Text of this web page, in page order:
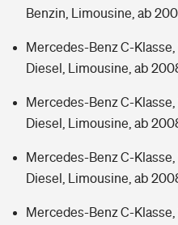
Benzin, Limousine, ab
Mercedes-Benz C-Klasse,
Diesel, Limousine, ab
Mercedes-Benz C-Klasse,
Diesel, Limousine, ab
Mercedes-Benz C-Klasse,
Diesel, Limousine, ab
Mercedes-Benz C-Klasse,